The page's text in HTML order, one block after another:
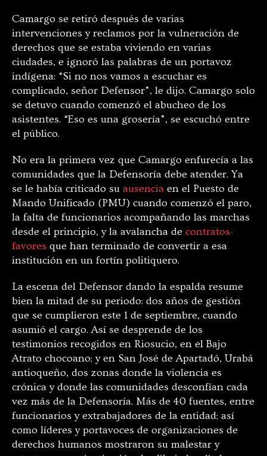
Camargo se retiró después de varias
intervenciones y reclamos por la vulneración de
derechos que se estaba viviendo en varias
ciudades, e ignoró las palabras de un portavoz
indígena: “Si no nos vamos a escuchar es
complicado, señor Defensor”, le dijo. Camargo solo
se detuvo cuando comenzó el abucheo de los
asistentes. “Eso es una grosería”, se escuchó entre
el público.
No era la primera vez que Camargo enfurecía a las
comunidades que la Defensoría debe atender. Ya
se le había criticado su ausencia en el Puesto de
Mando Unificado (PMU) cuando comenzó el paro,
la falta de funcionarios acompañando las marchas
desde el principio, y la avalancha de contratos-
favores que han terminado de convertir a esa
institución en un fortín politiquero.
La escena del Defensor dando la espalda resume
bien la mitad de su periodo: dos años de gestión
que se cumplieron este 1 de septiembre, cuando
asumió el cargo. Así se desprende de los
testimonios recogidos en Riosucio, en el Bajo
Atrato chocoano; y en San José de Apartadó, Urabá
antioqueño, dos zonas donde la violencia es
crónica y donde las comunidades desconfían cada
vez más de la Defensoría. Más de 40 fuentes, entre
funcionarios y extrabajadores de la entidad; así
como líderes y portavoces de organizaciones de
derechos humanos mostraron su malestar y